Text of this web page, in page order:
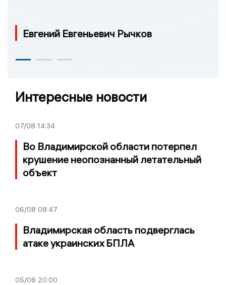
Евгений Евгеньевич Рычков
Интересные новости
07/08 14:34
Во Владимирской области потерпел
крушение неопознанный летательный
объект
06/08 08:47
Владимирская область подверглась
атаке украинских БПЛА
05/08 20:00